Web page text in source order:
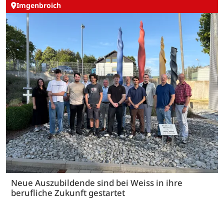
Imgenbroich
Neue Auszubildende sind bei Weiss in ihre
berufliche Zukunft gestartet